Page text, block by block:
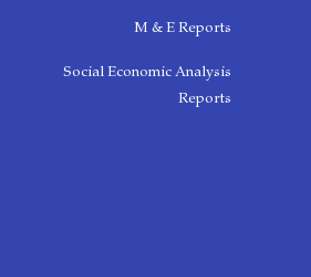
M & E Reports
Social Economic Analysis
Reports